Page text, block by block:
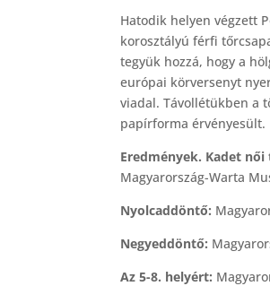
Hatodik helyen végzett
korosztályú férfi
tegyük hozzá, hogy a
európai körversenyt
viadal. Távollétükben a
papírforma érvényesült.
Eredmények. Kadet
Magyarország-Warta
Nyolcaddöntő:
Negyeddöntő:
Az 5-8. helyért: